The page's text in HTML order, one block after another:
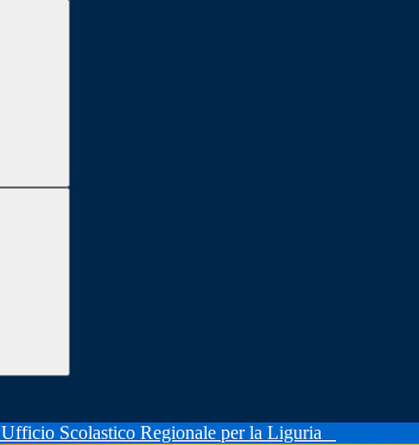
Ufficio Scolastico Regionale per la Liguria